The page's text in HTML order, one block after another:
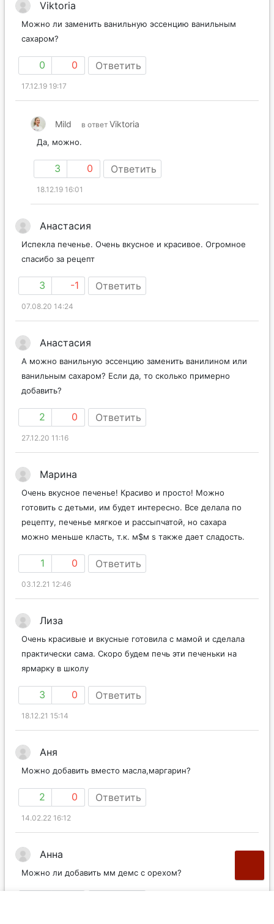
Viktoria
Можно ли заменить ванильную эссенцию ванильным
сахаром?
0 0 Ответить
17.12.19 19:17
Mild в ответ Viktoria
Да, можно.
3 0 Ответить
18.12.19 16:01
Анастасия
Испекла печенье. Очень вкусное и красивое. Огромное
спасибо за рецепт
3 -1 Ответить
07.08.20 14:24
Анастасия
А можно ванильную эссенцию заменить ванилином или
ванильным сахаром? Если да, то сколько примерно
добавить?
2 0 Ответить
27.12.20 11:16
Марина
Очень вкусное печенье! Красиво и просто! Можно
готовить с детьми, им будет интересно. Все делала по
рецепту, печенье мягкое и рассыпчатой, но сахара
можно меньше класть, т.к. м$м s также дает сладость.
1 0 Ответить
03.12.21 12:46
Лиза
Очень красивые и вкусные готовила с мамой и сделала
практически сама. Скоро будем печь эти печеньки на
ярмарку в школу
3 0 Ответить
18.12.21 15:14
Аня
Можно добавить вместо масла,маргарин?
2 0 Ответить
14.02.22 16:12
Анна
Можно ли добавить мм демс с орехом?